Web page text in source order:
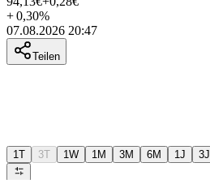
+0,30%
07.08.2026 20:47
Teilen
1T 3T 1W 1M 3M 6M 1J 3J